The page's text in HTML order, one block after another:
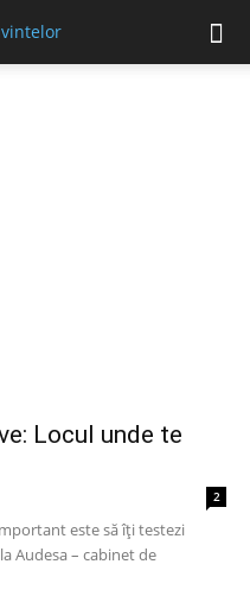
Locul unde te
2
este să îți testezi
Audesa – cabinet de